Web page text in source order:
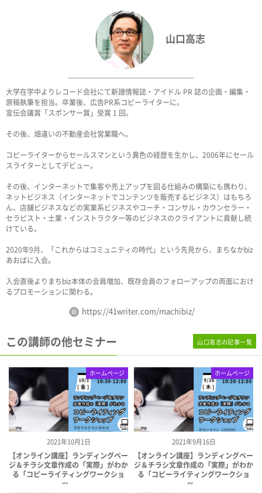
山口高志
大学在学中よりレコード会社にて新譜情報誌・アイドル PR 誌の企画・編集・
原稿執筆を担当。卒業後、広告PR系コピーライターに。
宣伝会議賞「スポンサー賞」受賞 1 回。
その後、畑違いの不動産会社営業職へ。
コピーライターからセールスマンという異色の経歴を生かし、2006年にセール
スライターとしてデビュー。
その後、インターネットで集客や売上アップを図る仕組みの構築にも携わり、
ネットビジネス（インターネットでコンテンツを販売するビジネス）はもちろ
ん、店舗ビジネスなどの実業系ビジネスやコーチ・コンサル・カウンセラー・
セラピスト・士業・インストラクター等のビジネスのクライアントに貢献し続
けている。
2020年9月、「これからはコミュニティの時代」という先見から、まちなかbiz
あおばに入会。
入会直後よりまちbiz本体の会員増加、既存会員のフォローアップの両面におけ
るプロモーションに関わる。
https://41writer.com/machibiz/
この講師の他セミナー
2021年10月1日
ホームページ
【オンライン講座】ランディングペー
ジ＆チラシ文章作成の「実際」がわか
る「コピーライティングワークショ
ッ...
2021年9月16日
ホームページ
【オンライン講座】ランディングペー
ジ＆チラシ文章作成の「実際」がわか
る「コピーライティングワークショ
ッ...
山口高志の記事一覧